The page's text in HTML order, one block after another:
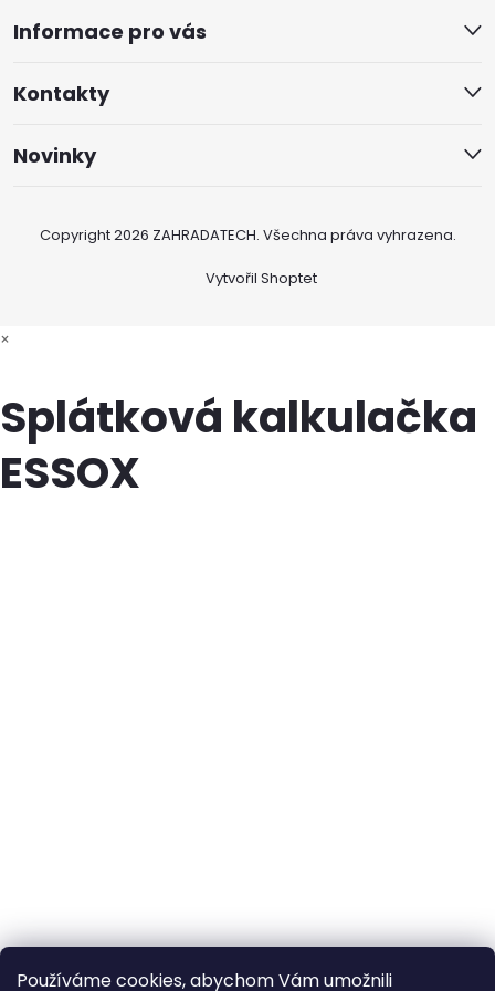
Používáme cookies, abychom Vám umožnili
Informace pro vás
Kontakty
Novinky
Vytvořil Shoptet
Copyright 2026 ZAHRADATECH. Všechna práva vyhrazena.
×
Splátková kalkulačka
ESSOX